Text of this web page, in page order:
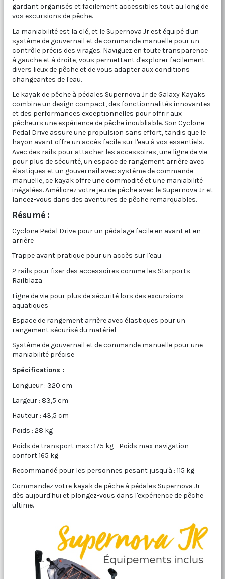
gardant organisés et facilement accessibles tout au long de
vos excursions de pêche.
La maniabilité est la clé, et le Supernova Jr est équipé d'un
système de gouvernail et de commande manuelle pour un
contrôle précis des virages. Naviguez en toute transparence
à gauche et à droite, vous permettant d'explorer facilement
divers lieux de pêche et de vous adapter aux conditions
changeantes de l'eau.
Le kayak de pêche à pédales Supernova Jr de Galaxy Kayaks
combine un design compact, des fonctionnalités innovantes
et des performances exceptionnelles pour offrir aux
pêcheurs une expérience de pêche inoubliable. Son Cyclone
Pedal Drive assure une propulsion sans effort, tandis que le
hayon avant offre un accès facile sur l'eau à vos essentiels.
Avec des rails pour attacher les accessoires, une ligne de vie
pour plus de sécurité, un espace de rangement arrière avec
élastiques et un gouvernail avec système de commande
manuelle, ce kayak offre une commodité et une maniabilité
inégalées. Améliorez votre jeu de pêche avec le Supernova Jr et
lancez-vous dans des aventures de pêche remarquables.
Résumé :
Cyclone Pedal Drive pour un pédalage facile en avant et en
arrière
Trappe avant pratique pour un accès sur l'eau
2 rails pour fixer des accessoires comme les Starports
Railblaza
Ligne de vie pour plus de sécurité lors des excursions
aquatiques
Espace de rangement arrière avec élastiques pour un
rangement sécurisé du matériel
Système de gouvernail et de commande manuelle pour une
maniabilité précise
Spécifications :
Longueur : 320 cm
Largeur : 83,5 cm
Hauteur : 43,5 cm
Poids : 28 kg
Poids de transport max : 175 kg - Poids max navigation
confort 165 kg
Recommandé pour les personnes pesant jusqu'à : 115 kg
Commandez votre kayak de pêche à pédales Supernova Jr
dès aujourd'hui et plongez-vous dans l'expérience de pêche
ultime.